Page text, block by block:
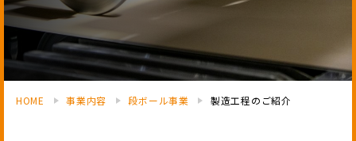
HOME 事業内容 段ボール事業 製造工程のご紹介